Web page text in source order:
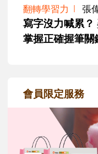
翻轉學習力 張
寫字沒力喊累？
掌握正確握筆關
會員限定服務